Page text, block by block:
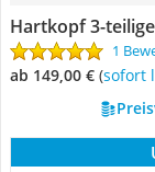
Hartkopf 3-
1
ab 149,00 € (